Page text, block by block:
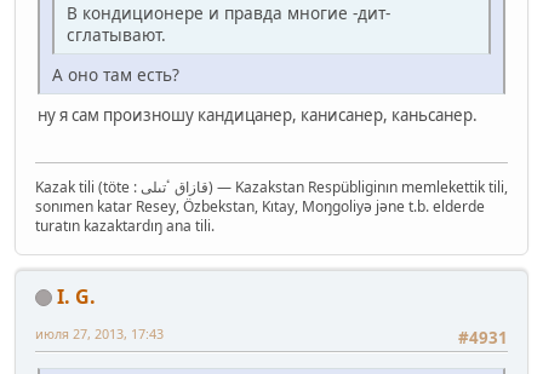
В кондиционере и правда многие -дит-
сглатывают.
А оно там есть?
ну я сам произношу кандицанер, канисанер, каньсанер.
Kazak tili (töte : قازاق ٴتىلى‎) — Kazakstan Respübliginın memlekettik tili,
sonımen katar Resey, Özbekstan, Kıtay, Moŋgoliyə jəne t.b. elderde
turatın kazaktardıŋ ana tili.
I. G.
#4931
июля 27, 2013, 17:43